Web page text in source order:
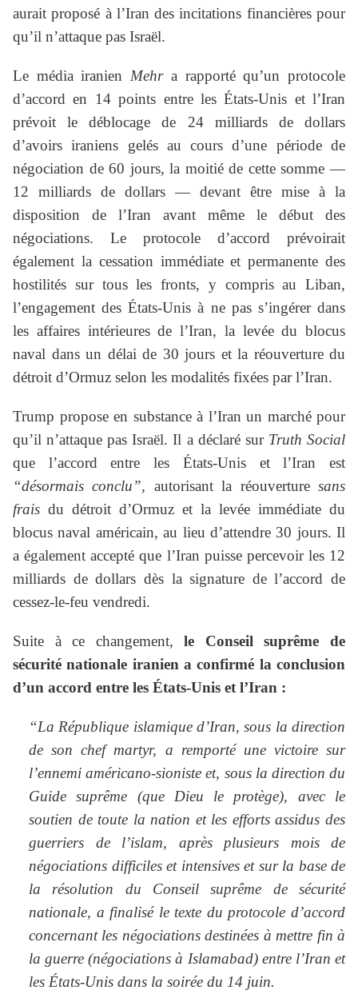
aurait proposé à l’Iran des incitations financières pour
qu’il n’attaque pas Israël.
Le média iranien Mehra rapporté qu’un protocole
d’accord en 14 points entre les États-Unis et l’Iran
prévoit le déblocage de 24 milliards de dollars
d’avoirs iraniens gelés au cours d’une période de
négociation de 60 jours, la moitié de cette somme —
12 milliards de dollars — devant être mise à la
disposition de l’Iran avant même le début des
négociations. Le protocole d’accord prévoirait
également la cessation immédiate et permanente des
hostilités sur tous les fronts, y compris au Liban,
l’engagement des États-Unis à ne pas s’ingérer dans
les affaires intérieures de l’Iran, la levée du blocus
naval dans un délai de 30 jours et la réouverture du
détroit d’Ormuz selon les modalités fixées par l’Iran.
Trump propose en substance à l’Iran un marché pour
qu’il n’attaque pas Israël. Il a déclaré sur Truth Social
que l’accord entre les États-Unis et l’Iran est
“désormais conclu”, autorisant la réouverturesans
frais du détroit d’Ormuz et la levée immédiate du
blocus naval américain, au lieu d’attendre 30 jours. Il
a également accepté que l’Iran puisse percevoir les 12
milliards de dollars dès la signature de l’accord de
cessez-le-feu vendredi.
Suite à ce changement,le Conseil suprême de
sécurité nationale iranien a confirmé la conclusion
d’un accord entre les États-Unis et l’Iran :
“La République islamique d’Iran, sous la direction
de son chef martyr, a remporté une victoire sur
l’ennemi américano-sioniste et, sous la direction du
Guide suprême (que Dieu le protège), avec le
soutien de toute la nation et les efforts assidus des
guerriers de l’islam, après plusieurs mois de
négociations difficiles et intensives et sur la base de
la résolution du Conseil suprême de sécurité
nationale, a finalisé le texte du protocole d’accord
concernant les négociations destinées à mettre fin à
la guerre (négociations à Islamabad) entre l’Iran et
les États-Unis dans la soirée du 14 juin.